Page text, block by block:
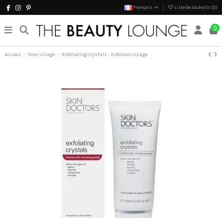
Français Liste de souhaits (0)
0
Accueil Soin Visage Exfoliating Crystals - Exfoliant visage